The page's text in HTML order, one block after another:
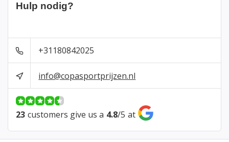
Hulp nodig?
+31180842025
info@copasportprijzen.nl
23 customers give us a 4.8/5 at